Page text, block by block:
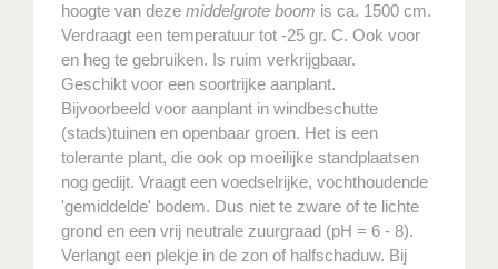
hoogte van deze middelgrote boom is ca. 1500 cm.
Verdraagt een temperatuur tot -25 gr. C. Ook voor
en heg te gebruiken. Is ruim verkrijgbaar.
Geschikt voor een soortrijke aanplant.
Bijvoorbeeld voor aanplant in windbeschutte
(stads)tuinen en openbaar groen. Het is een
tolerante plant, die ook op moeilijke standplaatsen
nog gedijt. Vraagt een voedselrijke, vochthoudende
'gemiddelde' bodem. Dus niet te zware of te lichte
grond en een vrij neutrale zuurgraad (pH = 6 - 8).
Verlangt een plekje in de zon of halfschaduw. Bij